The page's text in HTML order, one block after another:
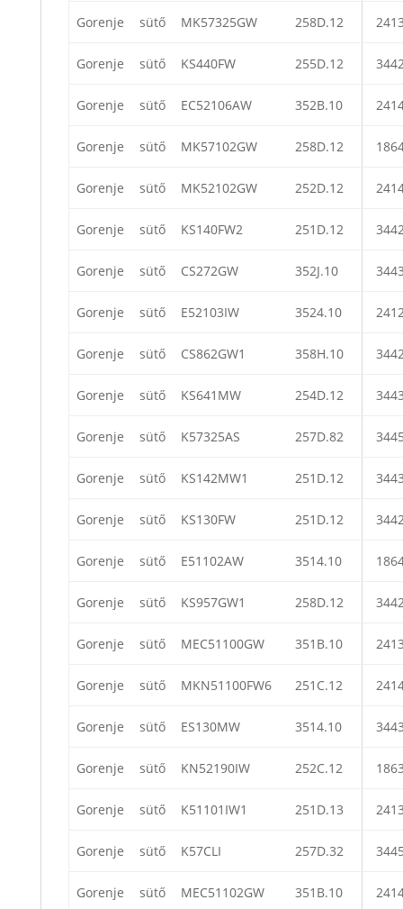
Gorenje sütő MK57325GW 258D.12
Gorenje sütő KS440FW 255D.12
Gorenje sütő EC52106AW 352B.10
Gorenje sütő MK57102GW 258D.12
Gorenje sütő MK52102GW 252D.12
Gorenje sütő KS140FW2 251D.12
Gorenje sütő CS272GW 352J.10
Gorenje sütő E52103IW 3524.10
Gorenje sütő CS862GW1 358H.10
Gorenje sütő KS641MW 254D.12
Gorenje sütő K57325AS 257D.82
Gorenje sütő KS142MW1 251D.12
Gorenje sütő KS130FW 251D.12
Gorenje sütő E51102AW 3514.10
Gorenje sütő KS957GW1 258D.12
Gorenje sütő MEC51100GW 351B.10
Gorenje sütő MKN51100FW6 251C.12
Gorenje sütő ES130MW 3514.10
Gorenje sütő KN52190IW 252C.12
Gorenje sütő K51101IW1 251D.13
Gorenje sütő K57CLI 257D.32
Gorenje sütő MEC51102GW 351B.10